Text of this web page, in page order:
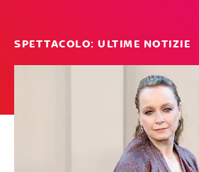
SPETTACOLO: ULTIME NOTIZIE